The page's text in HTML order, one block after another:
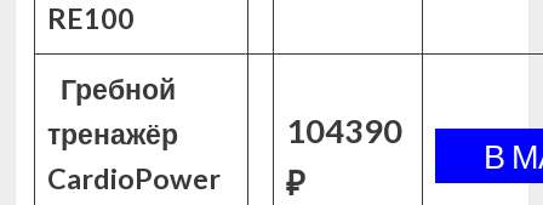
RE100
Гребной
тренажёр
CardioPower
104390
₽